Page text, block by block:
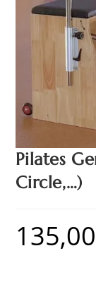
Pilates
Circle,…)
135,00